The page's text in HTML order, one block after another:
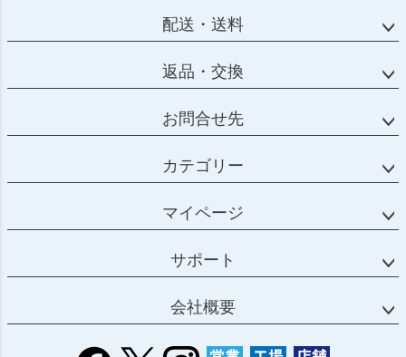
配送・送料
返品・交換
お問合せ先
カテゴリー
マイページ
サポート
会社概要